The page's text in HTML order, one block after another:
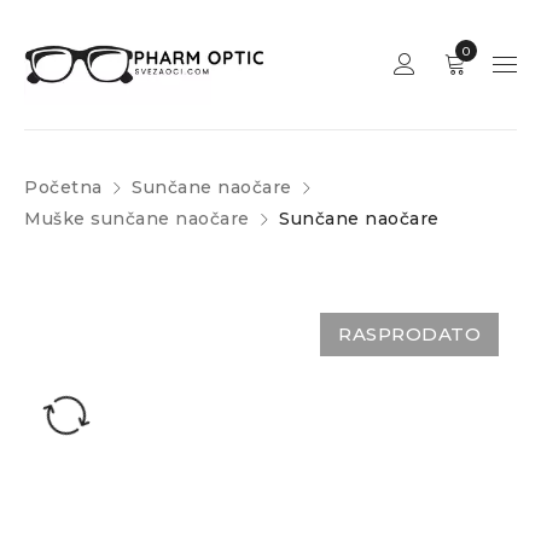
0
Početna
Sunčane naočare
Muške sunčane naočare
Sunčane naočare
RASPRODATO